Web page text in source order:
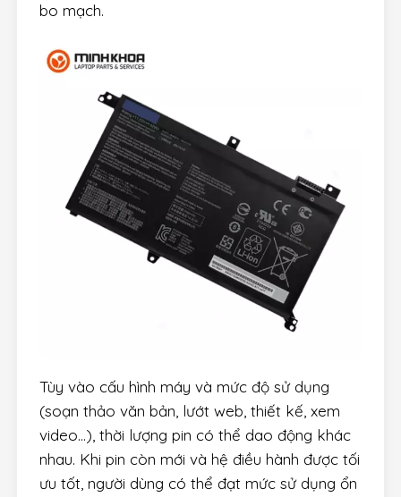
bo mạch.
Tùy vào cấu hình máy và mức độ sử dụng
(soạn thảo văn bản, lướt web, thiết kế, xem
video…), thời lượng pin có thể dao động khác
nhau. Khi pin còn mới và hệ điều hành được tối
ưu tốt, người dùng có thể đạt mức sử dụng ổn